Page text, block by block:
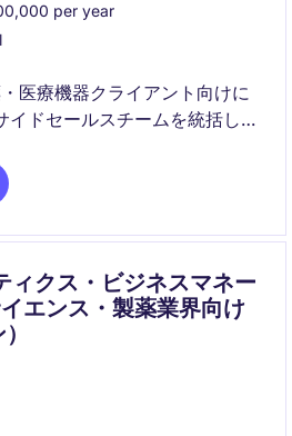
per year
医療機器クライアント向けに
イドセールスチームを統括し、
チーム育成、クライアント対応
全体の成果最大化を担いま
ィクス・ビジネスマネー
エンス・製薬業界向け